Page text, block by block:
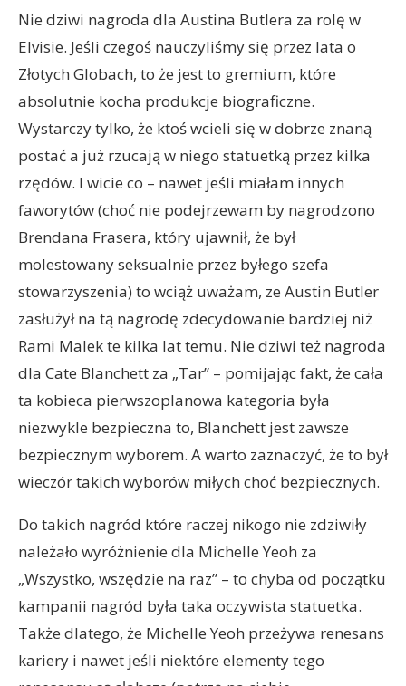
Nie dziwi nagroda dla Austina Butlera za rolę w
Elvisie. Jeśli czegoś nauczyliśmy się przez lata o
Złotych Globach, to że jest to gremium, które
absolutnie kocha produkcje biograficzne.
Wystarczy tylko, że ktoś wcieli się w dobrze znaną
postać a już rzucają w niego statuetką przez kilka
rzędów. I wicie co – nawet jeśli miałam innych
faworytów (choć nie podejrzewam by nagrodzono
Brendana Frasera, który ujawnił, że był
molestowany seksualnie przez byłego szefa
stowarzyszenia) to wciąż uważam, ze Austin Butler
zasłużył na tą nagrodę zdecydowanie bardziej niż
Rami Malek te kilka lat temu. Nie dziwi też nagroda
dla Cate Blanchett za „Tar” – pomijając fakt, że cała
ta kobieca pierwszoplanowa kategoria była
niezwykle bezpieczna to, Blanchett jest zawsze
bezpiecznym wyborem. A warto zaznaczyć, że to był
wieczór takich wyborów miłych choć bezpiecznych.
Do takich nagród które raczej nikogo nie zdziwiły
należało wyróżnienie dla Michelle Yeoh za
„Wszystko, wszędzie na raz” – to chyba od początku
kampanii nagród była taka oczywista statuetka.
Także dlatego, że Michelle Yeoh przeżywa renesans
kariery i nawet jeśli niektóre elementy tego